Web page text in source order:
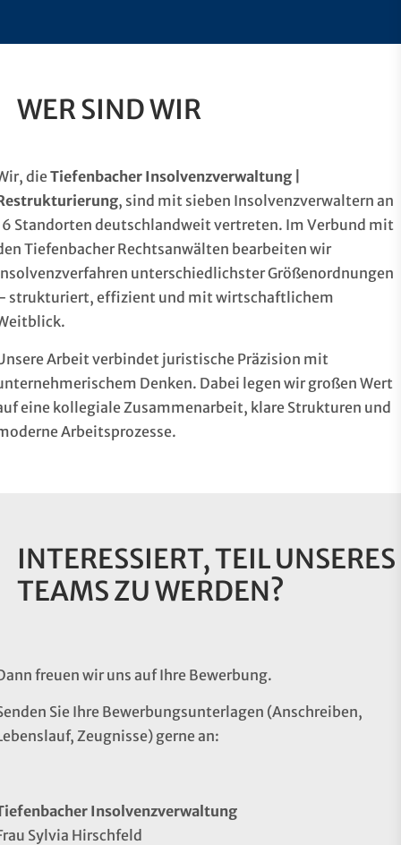
WER SIND WIR
die Tiefenbacher Insolvenzverwaltung |
, sind mit sieben Insolvenzverwaltern an
Standorten deutschlandweit vertreten. Im Verbund mit
Tiefenbacher Rechtsanwälten bearbeiten wir
unterschiedlichster Größenordnungen
strukturiert, effizient und mit wirtschaftlichem
Arbeit verbindet juristische Präzision mit
Denken. Dabei legen wir großen Wert
eine kollegiale Zusammenarbeit, klare Strukturen und
Arbeitsprozesse.
INTERESSIERT, TEIL UNSERES
TEAMS ZU WERDEN?
freuen wir uns auf Ihre Bewerbung.
Sie Ihre Bewerbungsunterlagen (Anschreiben,
Zeugnisse) gerne an:
Insolvenzverwaltung
Sylvia Hirschfeld